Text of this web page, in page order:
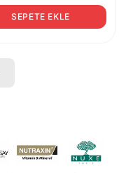
SEPETE EKLE